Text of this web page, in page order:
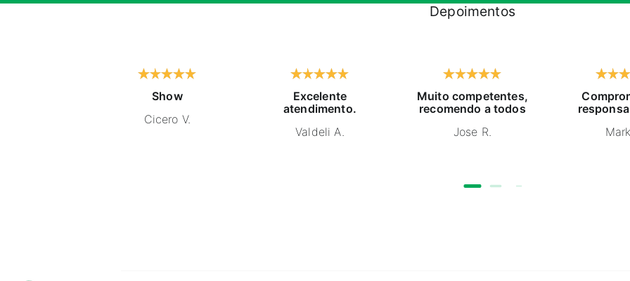
Depoimentos
Show
Cicero V.
Excelente
atendimento.
Valdeli A.
Muito competentes,
recomendo a todos
Jose R.